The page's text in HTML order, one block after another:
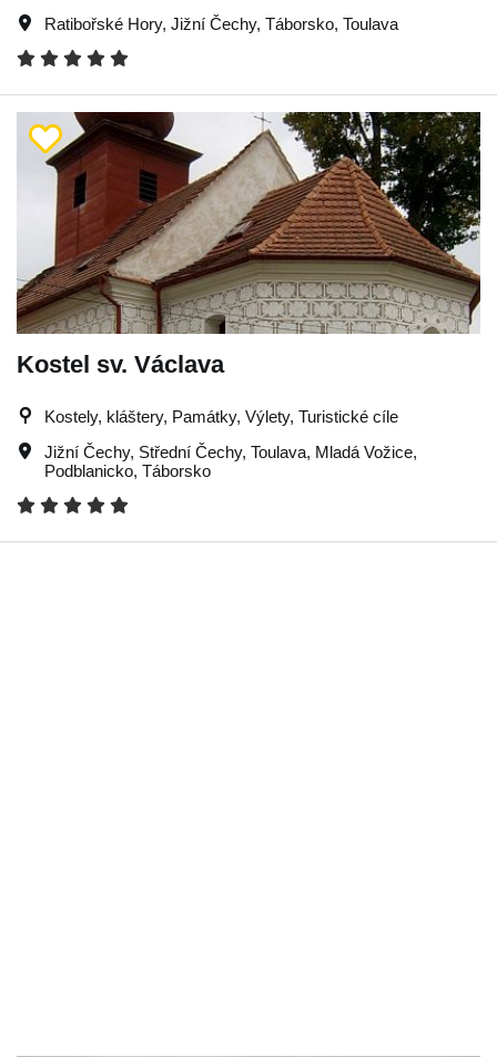
Ratibořské Hory, Jižní Čechy, Táborsko, Toulava
Kostel sv. Václava
Kostely, kláštery, Památky, Výlety, Turistické cíle
Jižní Čechy, Střední Čechy, Toulava, Mladá Vožice,
Podblanicko, Táborsko